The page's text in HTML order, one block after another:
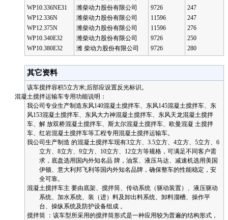
WP10.336NE31
WP12.336N
WP12.375N
WP10.340E32
WP10.380E32
潍柴动力股份有限公司
潍柴动力股份有限公司
潍柴动力股份有限公司
潍柴动力股份有限公司
潍 柴动力股份有限公司
9726
11596
11596
9726
9726
247
247
276
250
280
其它资料
该车搅拌容积5立方米;后部应设置反光标识。
混凝土搅拌运输车专用功能说明：
我公司专业生产制造东风140混凝土搅拌车、东风145混凝土搅拌车、东
风153混凝土搅拌车、东风大力神混凝土搅拌车、东风天龙混凝土搅拌
车、解 放双桥混凝土搅拌车、斯太尔混凝土搅拌车、欧曼混凝 土搅拌
车、红岩混凝土搅拌车等工程专用混凝土搅拌运输车。
我公司生产制造 的混凝土搅拌车现有3立方、3.5立方、4立方、5立方、6
立方、8立方、9立方、10立方、12立方等规格，可满足不同客户需
求，底盘选用国内外知名品 牌，油泵、液压马达、减速机选用美国
伊顿、意大利邦飞利等国内外知名品牌，确保整车的性能稳定，安
全可靠。
混凝土搅拌车主 要由底架、搅拌筒、传动系统（驱动装置）、液压驱动
系统、加水系统、装（进）料及卸出料系统、卸料溜槽、操作平
台、操纵系统及防护设备组成 。
搅拌筒 ：该车型所采用的搅拌筒形式是一种应用较为普遍的结构形式，